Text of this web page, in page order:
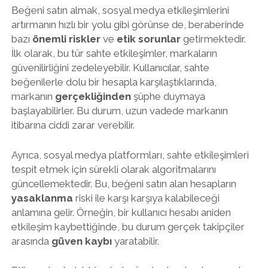
Beğeni satın almak, sosyal medya etkileşimlerini
artırmanın hızlı bir yolu gibi görünse de, beraberinde
bazı önemli risklerve etik sorunlargetirmektedir.
İlk olarak, bu tür sahte etkileşimler, markaların
güvenilirliğini zedeleyebilir. Kullanıcılar, sahte
beğenilerle dolu bir hesapla karşılaştıklarında,
markanın gerçekliğindenşüphe duymaya
başlayabilirler. Bu durum, uzun vadede markanın
itibarına ciddi zarar verebilir.
Ayrıca, sosyal medya platformları, sahte etkileşimleri
tespit etmek için sürekli olarak algoritmalarını
güncellemektedir. Bu, beğeni satın alan hesapların
yasaklanma riski ile karşı karşıya kalabileceği
anlamına gelir. Örneğin, bir kullanıcı hesabı aniden
etkileşim kaybettiğinde, bu durum gerçek takipçiler
arasında güven kaybıyaratabilir.